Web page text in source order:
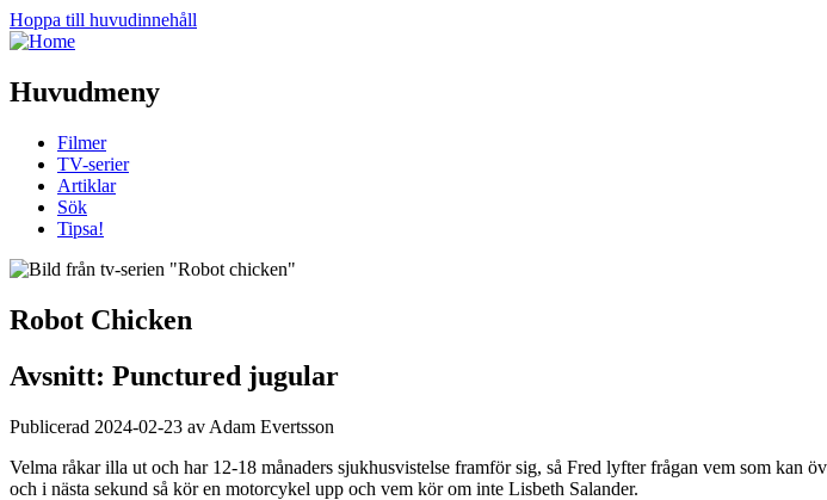
Hoppa till huvudinnehåll
Huvudmeny
Filmer
TV-serier
Artiklar
Sök
Tipsa!
Robot Chicken
Avsnitt: Punctured jugular
Publicerad 2024-02-23 av Adam Evertsson
Velma råkar illa ut och har 12-18 månaders sjukhusvistelse framför sig, så Fred lyfter frågan vem som kan
och i nästa sekund så kör en motorcykel upp och vem kör om inte Lisbeth Salander.